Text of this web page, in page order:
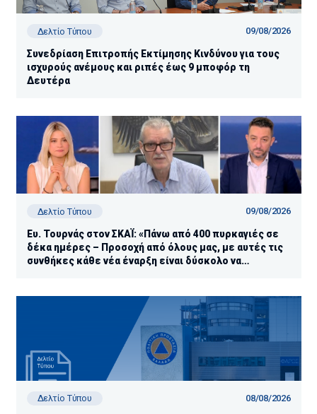
Δελτίο Τύπου 09/08/2026
Συνεδρίαση Επιτροπής Εκτίμησης Κινδύνου για τους
ισχυρούς ανέμους και ριπές έως 9 μποφόρ τη
Δευτέρα
Δελτίο Τύπου 09/08/2026
Ευ. Τουρνάς στον ΣΚΑΪ: «Πάνω από 400 πυρκαγιές σε
δέκα ημέρες – Προσοχή από όλους μας, με αυτές τις
συνθήκες κάθε νέα έναρξη είναι δύσκολο να
Δελτίο Τύπου 08/08/2026